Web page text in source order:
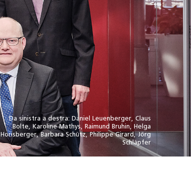
Da sinistra a destra: Daniel Leuenberger, Claus
Bolte, Karoline Mathys, Raimund Bruhin, Helga
Horisberger, Barbara Schütz, Philippe Girard, Jörg
Schläpfer